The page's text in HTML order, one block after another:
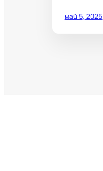
май 5, 2025